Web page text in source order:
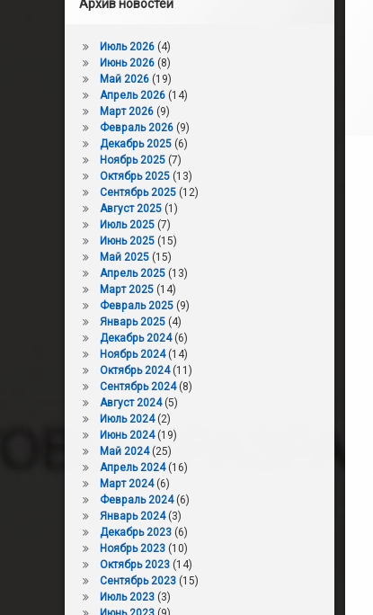
Архив новостей
Июль 2026(4)
Июнь 2026(8)
Май 2026(19)
Апрель 2026(14)
Март 2026(9)
Февраль 2026(9)
Декабрь 2025(6)
Ноябрь 2025(7)
Октябрь 2025(13)
Сентябрь 2025(12)
Август 2025(1)
Июль 2025(7)
Июнь 2025(15)
Май 2025(15)
Апрель 2025(13)
Март 2025(14)
Февраль 2025(9)
Январь 2025(4)
Декабрь 2024(6)
Ноябрь 2024(14)
Октябрь 2024(11)
Сентябрь 2024(8)
Август 2024(5)
Июль 2024(2)
Июнь 2024(19)
Май 2024(25)
Апрель 2024(16)
Март 2024(6)
Февраль 2024(6)
Январь 2024(3)
Декабрь 2023(6)
Ноябрь 2023(10)
Октябрь 2023(14)
Сентябрь 2023(15)
Июль 2023(3)